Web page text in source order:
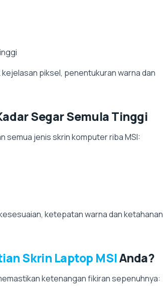
piksel, penentukuran warna dan
Segar Semula Tinggi
semua jenis skrin komputer riba MSI:
ketepatan warna dan ketahanan
Skrin Laptop MSIAnda?
ketenangan fikiran sepenuhnya: